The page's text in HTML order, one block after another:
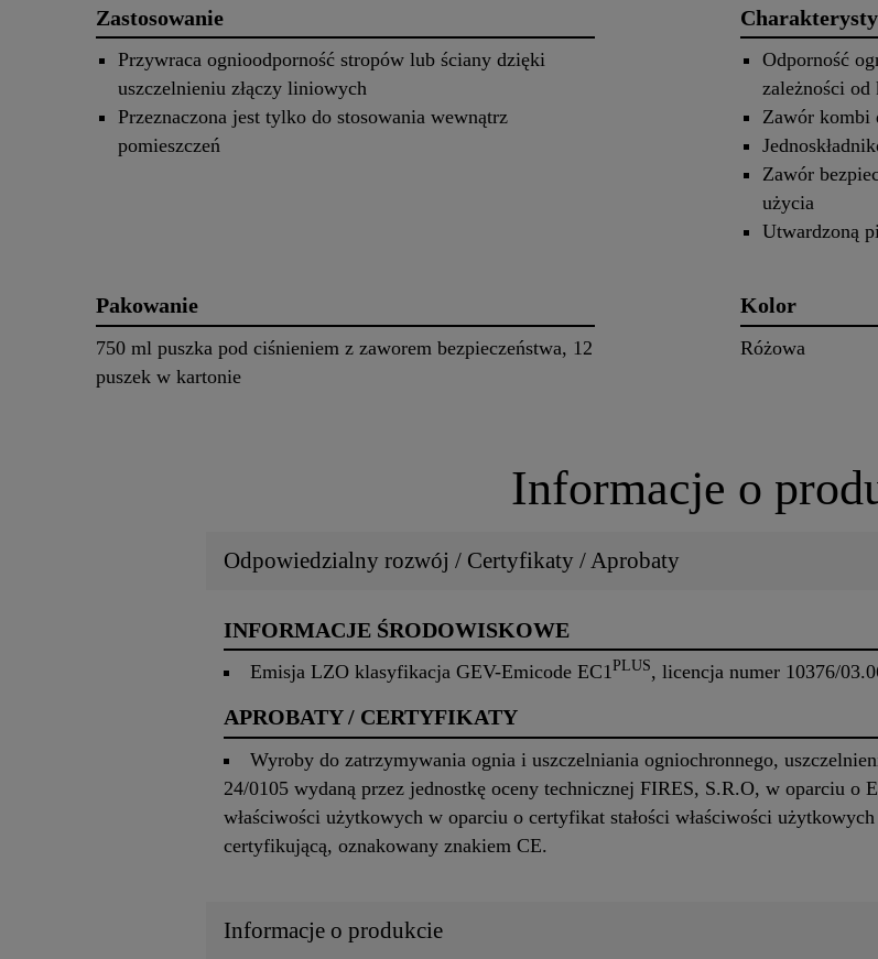
Zastosowanie
Przywraca ognioodporność stropów lub ściany dzięki
uszczelnieniu złączy liniowych
Przeznaczona jest tylko do stosowania wewnątrz
pomieszczeń
Odporność
zależności
Zawór kombi
Zawór
użycia
Utwardzoną
Pakowanie
750 ml puszka pod ciśnieniem z zaworem bezpieczeństwa, 12
puszek w kartonie
Kolor
Różowa
Informacje o
Odpowiedzialny rozwój / Certyfikaty / Aprobaty
INFORMACJE ŚRODOWISKOWE
Emisja LZO klasyfikacja GEV-Emicode EC1PLUS, licencja numer 10376/
APROBATY / CERTYFIKATY
Wyroby do zatrzymywania ognia i uszczelniania ogniochronnego,
24/0105 wydaną przez jednostkę oceny technicznej FIRES, S.R.O, w oparciu o
właściwości użytkowych w oparciu o certyfikat stałości właściwości
certyfikującą, oznakowany znakiem CE.
Informacje o produkcie